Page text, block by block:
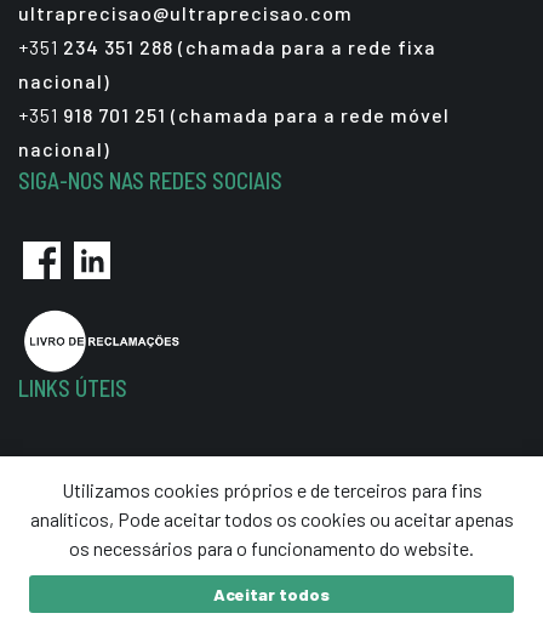
ultraprecisao@ultraprecisao.com
+351 234 351 288 (chamada para a rede fixa
nacional)
+351 918 701 251 (chamada para a rede móvel
nacional)
SIGA-NOS NAS REDES SOCIAIS
LINKS ÚTEIS
Termos e Condições
Resolução de Litígios
Utilizamos cookies próprios e de terceiros para fins
analíticos, Pode aceitar todos os cookies ou aceitar apenas
os necessários para o funcionamento do website.
Aceitar todos